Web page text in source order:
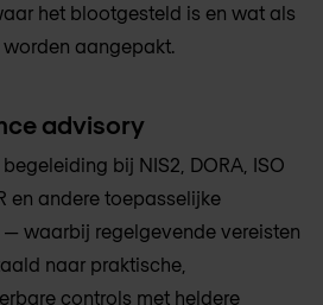
het blootgesteld is en wat als
worden aangepakt.
advisory
bij NIS2, DORA, ISO
en andere toepasselijke
waarbij regelgevende vereisten
naar praktische,
controls met heldere